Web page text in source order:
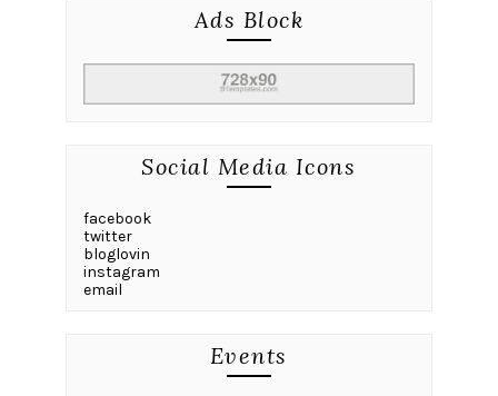
Ads Block
Social Media Icons
facebook
twitter
bloglovin
instagram
email
Events